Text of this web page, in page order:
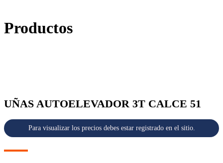
Productos
UÑAS AUTOELEVADOR 3T CALCE 51
Para visualizar los precios debes estar registrado en el sitio.